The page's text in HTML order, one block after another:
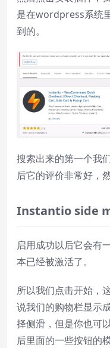
是在wordpress系统
到的。
搜索出来的第一个我
后它的评价非常好，
Instantio side
启用成功以后它会有
本已经被激活了。
所以我们点击开始，
说我们的购物栏显示
择侧滑，但是你也可
后里面的一些按钮的